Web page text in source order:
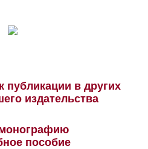
публикации в других
издательства
пособие